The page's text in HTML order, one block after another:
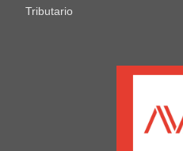
Tributario